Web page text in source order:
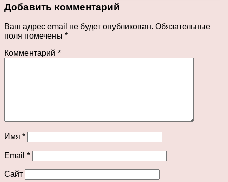
Добавить комментарий
Ваш адрес email не будет опубликован. Обязательные
поля помечены *
Комментарий *
Имя *
Email *
Сайт